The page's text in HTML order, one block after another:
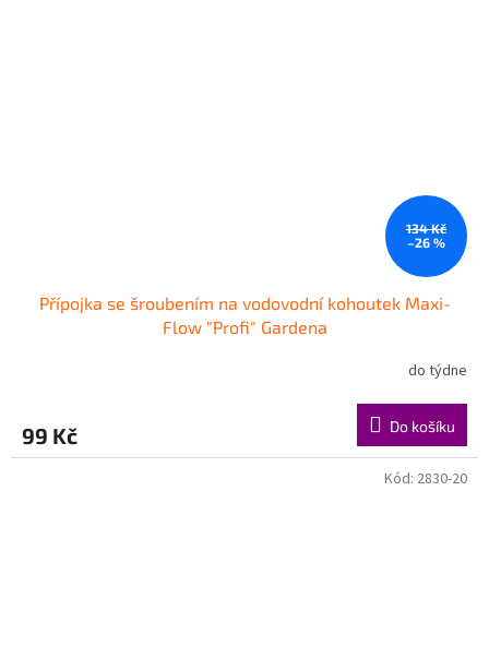
134 Kč
–26 %
Přípojka se šroubením na vodovodní kohoutek Maxi-
Flow "Profi" Gardena
do týdne
99 Kč Do košíku
Kód: 2830-20